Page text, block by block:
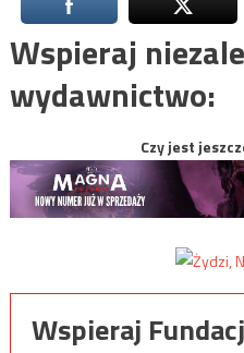
Wspieraj
wydawnictwo:
Czy jest
Wspieraj